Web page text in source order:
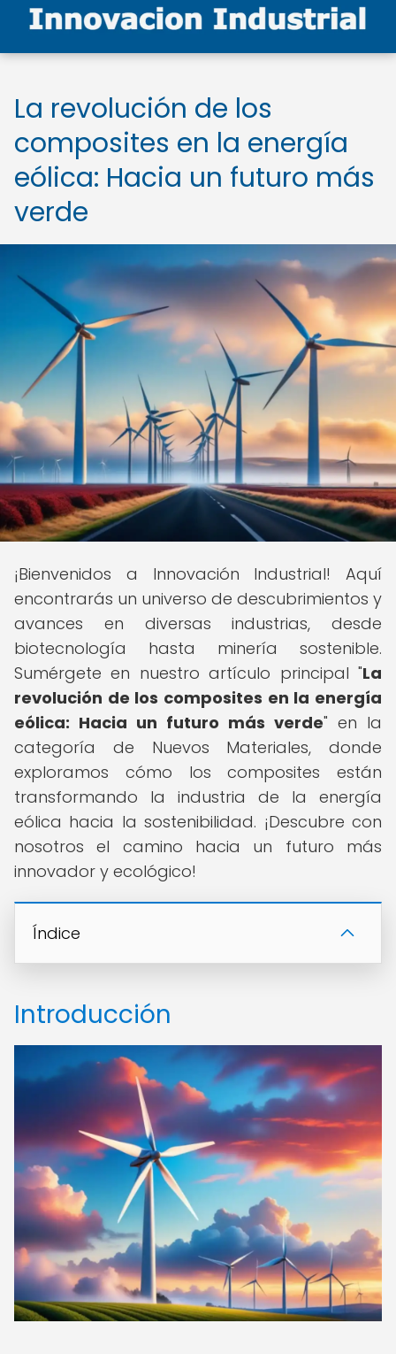
La revolución de los
composites en la energía
eólica: Hacia un futuro más
verde
¡Bienvenidos a Innovación Industrial! Aquí
encontrarás un universo de descubrimientos y
avances en diversas industrias, desde
biotecnología hasta minería sostenible.
Sumérgete en nuestro artículo principal "La
revolución de los composites en la energía
eólica: Hacia un futuro más verde" en la
categoría de Nuevos Materiales, donde
exploramos cómo los composites están
transformando la industria de la energía
eólica hacia la sostenibilidad. ¡Descubre con
nosotros el camino hacia un futuro más
innovador y ecológico!
Índice
Introducción